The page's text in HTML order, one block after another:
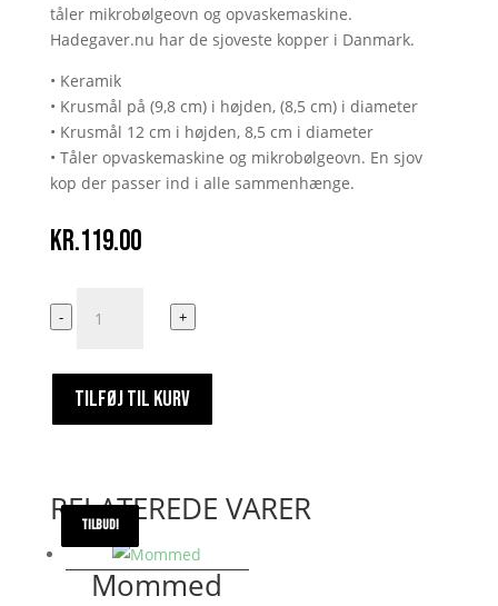
tåler mikrobølgeovn og opvaskemaskine.
Hadegaver.nu har de sjoveste kopper i Danmark.
• Keramik
• Krusmål på (9,8 cm) i højden, (8,5 cm) i diameter
• Krusmål 12 cm i højden, 8,5 cm i diameter
• Tåler opvaskemaskine og mikrobølgeovn. En sjov
kop der passer ind i alle sammenhænge.
kr.119.00
Jeg
er
som
dør
- +
TILFØJ TIL KURV
RELATEREDE VARER
TILBUD!
Mommed
TILBUD!
TILBUD!
TILBUD!